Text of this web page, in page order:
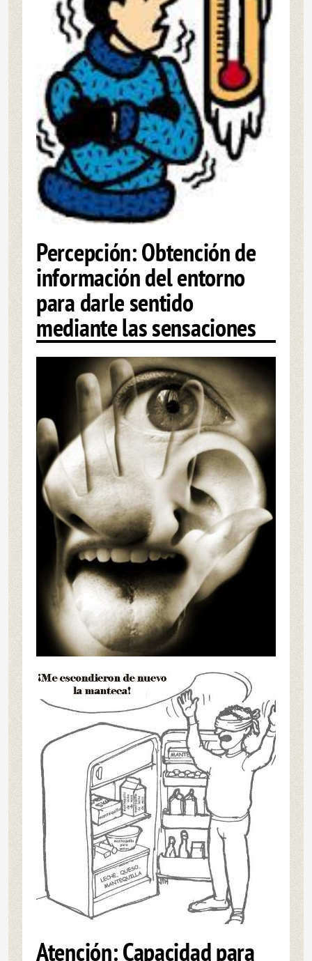
Percepción: Obtención de
información del entorno
para darle sentido
mediante las sensaciones
Atención: Capacidad para